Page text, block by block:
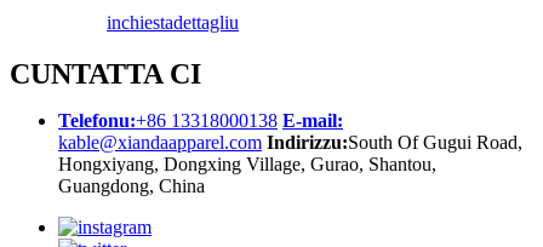
inchiestadettagliu
CUNTATTA CI
Telefonu:+86 13318000138 E-mail:
kable@xiandaapparel.com Indirizzu:South Of Gugui Road,
Hongxiyang, Dongxing Village, Gurao, Shantou,
Guangdong, China